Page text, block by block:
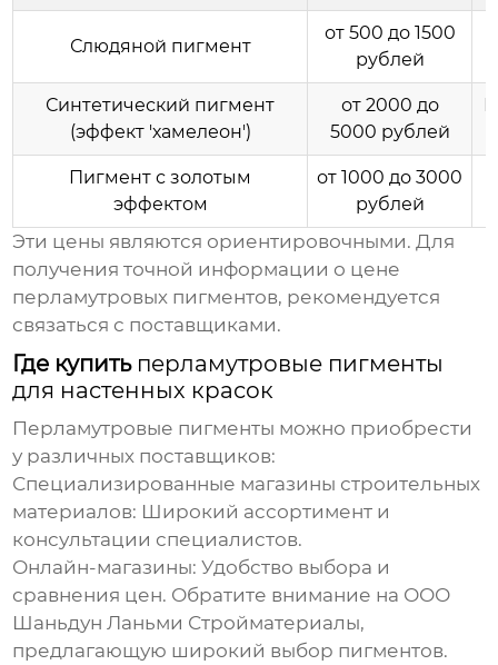
Слюдяной пигмент
от 500 до 1500
рублей
Синтетический пигмент
(эффект 'хамелеон')
от 2000 до
5000 рублей
Пигмент с золотым
эффектом
от 1000 до 3000
рублей
Эти цены являются ориентировочными. Для
получения точной информации о цене
перламутровых пигментов, рекомендуется
связаться с поставщиками.
Где купить перламутровые пигменты
для настенных красок
Перламутровые пигменты можно приобрести
у различных поставщиков:
Специализированные магазины строительных
материалов: Широкий ассортимент и
консультации специалистов.
Онлайн-магазины: Удобство выбора и
сравнения цен. Обратите внимание на ООО
Шаньдун Ланьми Стройматериалы,
предлагающую широкий выбор пигментов.